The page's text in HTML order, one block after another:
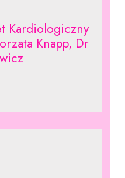
Kardiologiczny
Knapp, Dr